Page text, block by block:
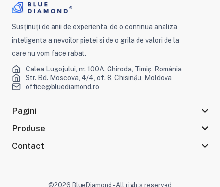
Susținuți de anii de experienta, de o continua analiza
inteligenta a nevoilor pietei si de o grila de valori de la
care nu vom face rabat.
Calea Lugojului, nr. 100A, Ghiroda, Timiș, România
Str. Bd. Moscova, 4/4, of. 8, Chisinău, Moldova
office@bluediamond.ro
Pagini
Produse
Contact
©2026 BlueDiamond - All rights reserved